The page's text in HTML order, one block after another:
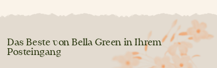
Das Beste von Bella Green in Ihrem
Posteingang